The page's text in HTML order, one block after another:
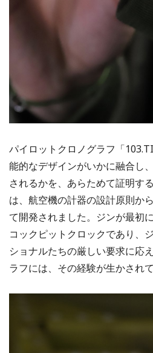
パイロットクロノグラフ「
能的なデザインがいかに融合し
されるかを、あらためて証明す
は、航空機の計器の設計原則か
て開発されました。ジンが最初
コックピットクロックであり、
ショナルたちの厳しい要求に応
ラフには、その経験が生かされて